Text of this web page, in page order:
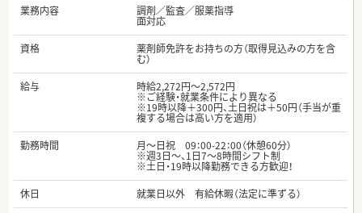
業務内容
調剤／監査／服薬指導
面対応
資格
薬剤師免許をお持ちの方（取得見込みの方を含
む）
給与
時給2,272円～2,572円
※ご経験・就業条件により異なる
※19時以降＋300円、土日祝は＋50円（手当が重
複する場合は高い方を適用）
勤務時間
月～日祝 09：00-22：00（休憩60分）
※週3日～、1日7～8時間シフト制
※土日・19時以降勤務できる方歓迎！
休日
就業日以外 有給休暇（法定に準ずる）